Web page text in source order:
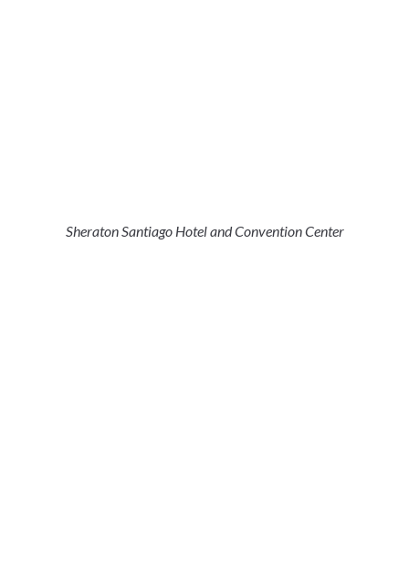
Sheraton Santiago Hotel and Convention Center